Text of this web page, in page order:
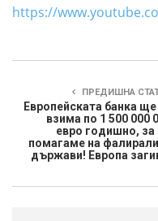
https://
ПРЕДИШНА
Европейската банка ще
взима по 1 500 000
евро годишно, за
помагаме на
държави! Европа